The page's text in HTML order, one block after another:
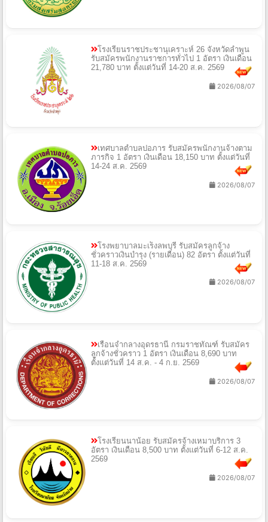
โรงเรียนราชประชานุเคราะห์ 26 จังหวัดลำพูน
รับสมัครพนักงานราชการทั่วไป 1 อัตรา เงินเดือน
21,780 บาท ตั้งแต่วันที่ 14-20 ส.ค. 2569
2026/08/07
เทศบาลตำบลปอภาร รับสมัครพนักงานจ้างตาม
ภารกิจ 1 อัตรา เงินเดือน 18,150 บาท ตั้งแต่วันที่
14-24 ส.ค. 2569
2026/08/07
โรงพยาบาลมะเร็งลพบุรี รับสมัครลูกจ้าง
ชั่วคราวเงินบำรุง (รายเดือน) 82 อัตรา ตั้งแต่วันที่
11-18 ส.ค. 2569
2026/08/07
เรือนจำกลางอุดรธานี กรมราชทัณฑ์ รับสมัคร
ลูกจ้างชั่วคราว 1 อัตรา เงินเดือน 8,690 บาท
ตั้งแต่วันที่ 14 ส.ค. - 4 ก.ย. 2569
2026/08/07
โรงเรียนนาน้อย รับสมัครจ้างเหมาบริการ 3
อัตรา เงินเดือน 8,500 บาท ตั้งแต่วันที่ 6-12 ส.ค.
2569
2026/08/07